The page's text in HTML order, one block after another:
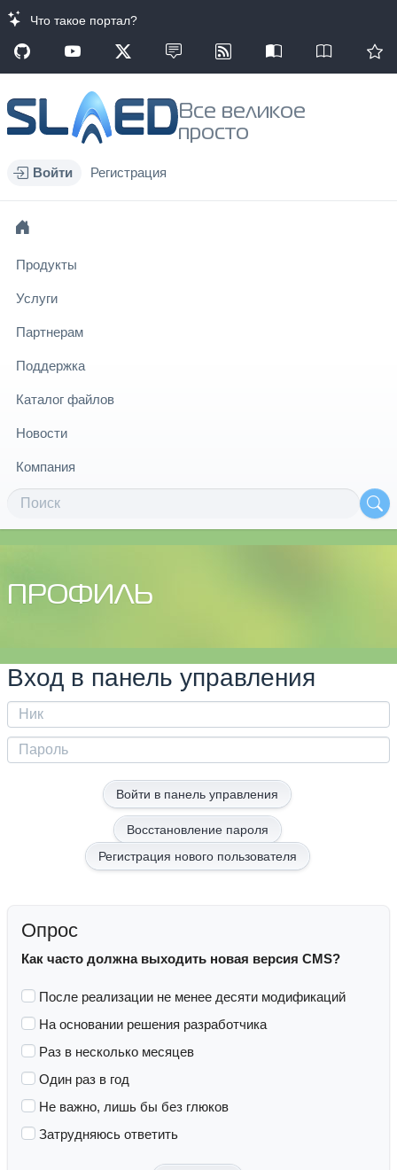
Что такое портал?
Все великое
просто
Войти Регистрация
Продукты
Услуги
Партнерам
Поддержка
Каталог файлов
Новости
Компания
ПРОФИЛЬ
Вход в панель управления
Восстановление пароля
Регистрация нового пользователя
Опрос
Как часто должна выходить новая версия CMS?
После реализации не менее десяти модификаций
На основании решения разработчика
Раз в несколько месяцев
Один раз в год
Не важно, лишь бы без глюков
Затрудняюсь ответить